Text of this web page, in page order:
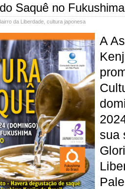
Saquê no Fukushima
da Liberdade cultura japonesa
A
sua